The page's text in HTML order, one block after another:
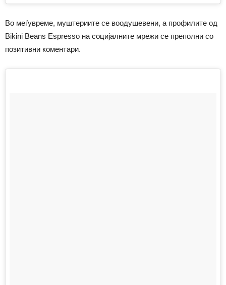
Во меѓувреме, муштериите се воодушевени, а профилите од
Bikini Beans Espresso на социјалните мрежи се преполни со
позитивни коментари.